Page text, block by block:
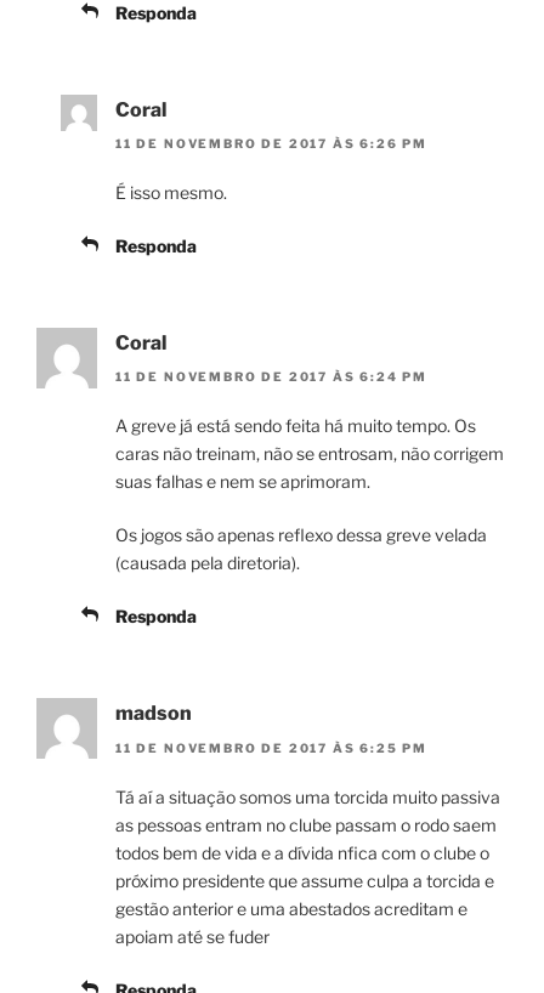
Responda
Coral
11 DE NOVEMBRO DE 2017 ÀS 6:26 PM
É isso mesmo.
Responda
Coral
11 DE NOVEMBRO DE 2017 ÀS 6:24 PM
A greve já está sendo feita há muito tempo. Os
caras não treinam, não se entrosam, não corrigem
suas falhas e nem se aprimoram.
Os jogos são apenas reflexo dessa greve velada
(causada pela diretoria).
Responda
madson
11 DE NOVEMBRO DE 2017 ÀS 6:25 PM
Tá aí a situação somos uma torcida muito passiva
as pessoas entram no clube passam o rodo saem
todos bem de vida e a dívida nfica com o clube o
próximo presidente que assume culpa a torcida e
gestão anterior e uma abestados acreditam e
apoiam até se fuder